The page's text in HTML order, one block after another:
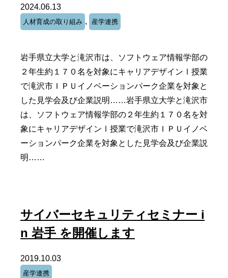
2024.06.13
人材育成の取り組み , 産学連携
岩手県立大学と滝沢市は、ソフトウェア情報学部の
２年生約１７０名を対象にキャリアデザインⅠ授業
で滝沢市ＩＰＵイノベーションパーク企業を対象と
した見学会及び企業説明……岩手県立大学と滝沢市
は、ソフトウェア情報学部の２年生約１７０名を対
象にキャリアデザインⅠ授業で滝沢市ＩＰＵイノベ
ーションパーク企業を対象とした見学会及び企業説
明……
サイバーセキュリティセミナー i
n 岩手 を開催します
2019.10.03
産学連携